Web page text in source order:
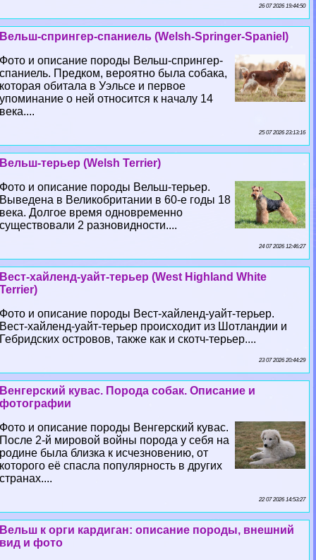
26 07 2026 19:44:50
Вельш-спрингер-спаниель (Welsh-Springer-Spaniel)
Фото и описание породы Вельш-спрингер-
спаниель. Предком, вероятно была собака,
которая обитала в Уэльсе и первое
упоминание о ней относится к началу 14
века....
25 07 2026 23:13:16
Вельш-терьер (Welsh Terrier)
Фото и описание породы Вельш-терьер.
Выведена в Великобритании в 60-е годы 18
века. Долгое время одновременно
существовали 2 разновидности....
24 07 2026 12:46:27
Вест-хайленд-уайт-терьер (West Highland White
Terrier)
Фото и описание породы Вест-хайленд-уайт-терьер.
Вест-хайленд-уайт-терьер происходит из Шотландии и
Гебридских островов, также как и скотч-терьер....
23 07 2026 20:44:29
Венгерский кувас. Порода собак. Описание и
фотографии
Фото и описание породы Венгерский кувас.
После 2-й мировой войны порода у себя на
родине была близка к исчезновению, от
которого её спасла популярность в других
странах....
22 07 2026 14:53:27
Вельш к opги кардиган: описание породы, внешний
вид и фото